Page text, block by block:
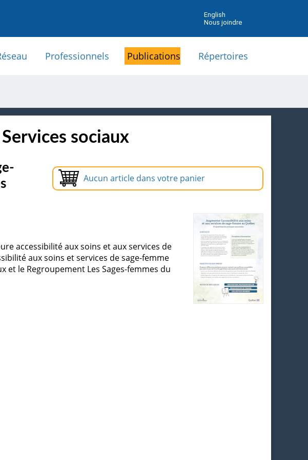
English
Nous joindre
Professionnels Publications Répertoires
sociaux
Aucun article dans votre panier
accessibilité aux soins et aux services de
aux soins et services de sage-femme
et le Regroupement Les Sages-femmes du